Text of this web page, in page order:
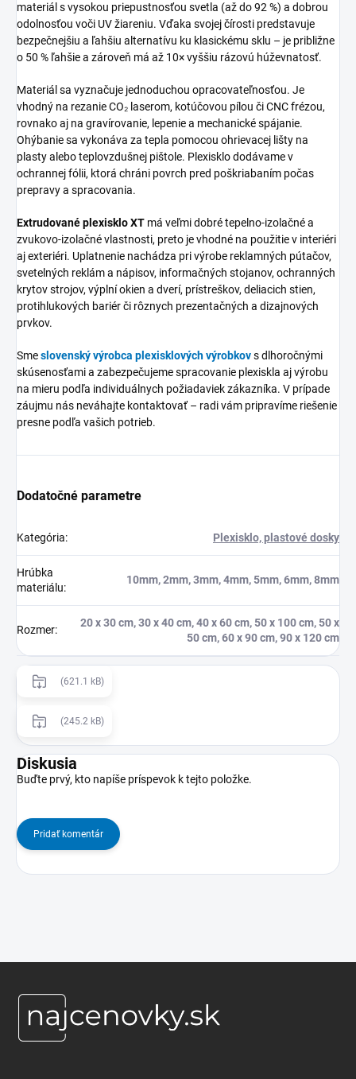
materiál s vysokou priepustnosťou svetla (až do 92 %) a dobrou
odolnosťou voči UV žiareniu. Vďaka svojej čírosti predstavuje
bezpečnejšiu a ľahšiu alternatívu ku klasickému sklu – je približne
o 50 % ľahšie a zároveň má až 10× vyššiu rázovú húževnatosť.
Materiál sa vyznačuje jednoduchou opracovateľnosťou. Je
vhodný na rezanie CO₂ laserom, kotúčovou pílou či CNC frézou,
rovnako aj na gravírovanie, lepenie a mechanické spájanie.
Ohýbanie sa vykonáva za tepla pomocou ohrievacej lišty na
plasty alebo teplovzdušnej pištole. Plexisklo dodávame v
ochrannej fólii, ktorá chráni povrch pred poškriabaním počas
prepravy a spracovania.
Extrudované plexisklo XT má veľmi dobré tepelno-izolačné a
zvukovo-izolačné vlastnosti, preto je vhodné na použitie v interiéri
aj exteriéri. Uplatnenie nachádza pri výrobe reklamných pútačov,
svetelných reklám a nápisov, informačných stojanov, ochranných
krytov strojov, výplní okien a dverí, prístreškov, deliacich stien,
protihlukových bariér či rôznych prezentačných a dizajnových
prvkov.
Smeslovenský výrobca plexisklových výrobkovs dlhoročnými
skúsenosťami a zabezpečujeme spracovanie plexiskla aj výrobu
na mieru podľa individuálnych požiadaviek zákazníka. V prípade
záujmu nás neváhajte kontaktovať – radi vám pripravíme riešenie
presne podľa vašich potrieb.
Dodatočné parametre
Kategória: Plexisklo, plastové dosky
Hrúbka
materiálu:
10mm, 2mm, 3mm, 4mm, 5mm, 6mm, 8mm
Rozmer:
20 x 30 cm, 30 x 40 cm, 40 x 60 cm, 50 x 100 cm, 50 x
50 cm, 60 x 90 cm, 90 x 120 cm
(621.1 kB)
(245.2 kB)
Diskusia
Buďte prvý, kto napíše príspevok k tejto položke.
Pridať komentár